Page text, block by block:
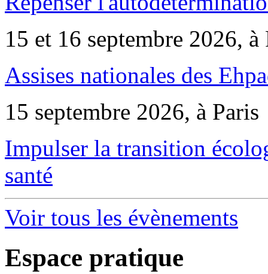
15 et 16 septembre 2026, à
Assises nationales des
15 septembre 2026, à Paris
Impulser la transition
santé
Voir tous les évènements
Espace pratique